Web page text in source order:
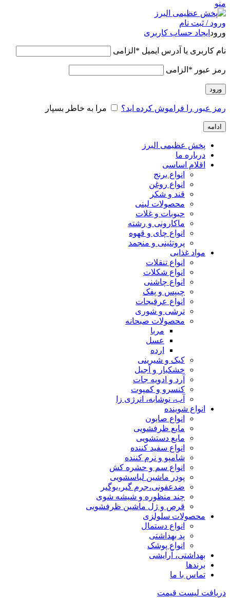
منو
ورود / ثبت نام
ورود ایجاد حساب کاربری
نام کاربری یا آدرس ایمیل * الزامی
رمز عبور * الزامی
ورود
رمز عبور را فراموش کرده اید؟ مرا به خاطر بسپار
ادامه
پخش عظیمی البرز
درباره ما
اقلام اساسی
انواع برنج
انواع روغن
قند و شکر
محصولات لبنی
حبوبات و غلات
ماکارونی و رشته
انواع چای و قهوه
پروتئینی و منجمد
مواد غذایی
انواع تنقلات
انواع شکلات
انواع چاشنی
چیپس و پفک
انواع عرقیجات
ترشی و شوری
محصولات صبحانه
مربا
عسل
ارده
کیک و شیرینی
خشکبار و آجیل
آرد و ادویه جات
کنسرو و کمپوت
آب، نوشابه، انرژی زا
انواع شوینده
انواع صابون
مایع ظرفشویی
مایع دستشویی
انواع سفید کننده
شامپو و نرم کننده
انواع سم و حشره کش
پودر ماشین لباسشویی
ضدعفونی،جرم گیر،بوگیر
چند منظوره و شیشه شوی
قرص و ژل ماشین ظرفشویی
محصولات سلولزی
انواع دستمال
پد بهداشتی
انواع پوشک
بهداشتی، آرایشی
برندها
تماس با ما
دریافت لیست قیمت